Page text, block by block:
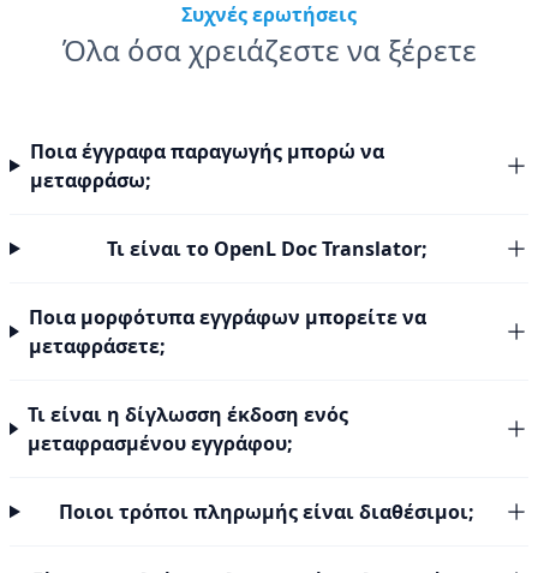
Συχνές ερωτήσεις
Όλα όσα χρειάζεστε να ξέρετε
Ποια έγγραφα παραγωγής μπορώ να
μεταφράσω;
Τι είναι το OpenL Doc Translator;
Ποια μορφότυπα εγγράφων μπορείτε να
μεταφράσετε;
Τι είναι η δίγλωσση έκδοση ενός
μεταφρασμένου εγγράφου;
Ποιοι τρόποι πληρωμής είναι διαθέσιμοι;